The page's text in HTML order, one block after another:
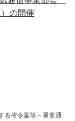
の開催
る省令案等～重要通